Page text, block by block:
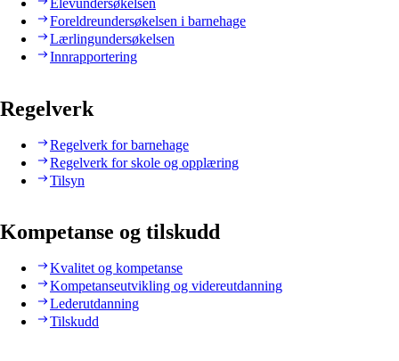
Foreldreundersøkelsen i barnehage
Lærlingundersøkelsen
Innrapportering
Regelverk
Regelverk for barnehage
Regelverk for skole og opplæring
Tilsyn
Kompetanse og tilskudd
Kvalitet og kompetanse
Kompetanseutvikling og videreutdanning
Lederutdanning
Tilskudd